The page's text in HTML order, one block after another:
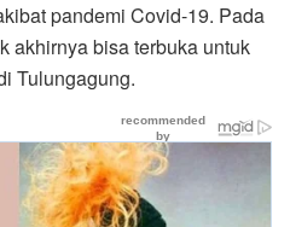
pandemi Covid-19. Pada
akhirnya bisa terbuka untuk
Tulungagung.